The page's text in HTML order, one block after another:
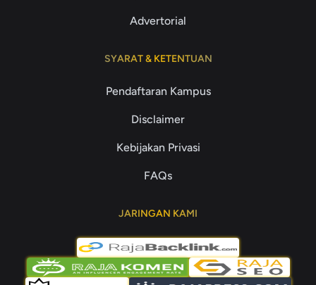
Advertorial
SYARAT & KETENTUAN
Pendaftaran Kampus
Disclaimer
Kebijakan Privasi
FAQs
JARINGAN KAMI